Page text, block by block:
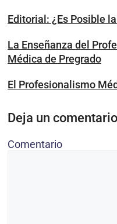
Editorial: ¿Es Posible
La Enseñanza del
Médica de Pregrado
El Profesionalismo
Deja un comentario
Comentario